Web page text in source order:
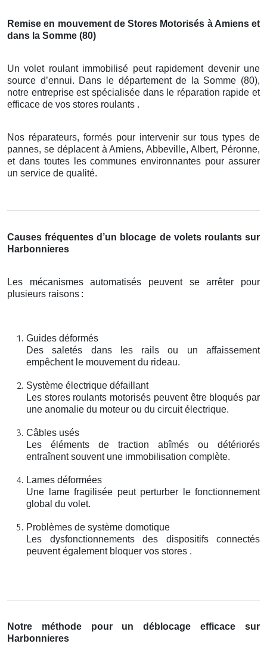
Remise en mouvement de Stores Motorisés à Amiens et
dans la Somme (80)
Un volet roulant immobilisé peut rapidement devenir une
source d’ennui. Dans le département de la Somme (80),
notre entreprise est spécialisée dans le réparation rapide et
efficace de vos stores roulants .
Nos réparateurs, formés pour intervenir sur tous types de
pannes, se déplacent à Amiens, Abbeville, Albert, Péronne,
et dans toutes les communes environnantes pour assurer
un service de qualité.
Causes fréquentes d’un blocage de volets roulants sur
Harbonnieres
Les mécanismes automatisés peuvent se arrêter pour
plusieurs raisons :
Guides déformés
Des saletés dans les rails ou un affaissement
empêchent le mouvement du rideau.
Système électrique défaillant
Les stores roulants motorisés peuvent être bloqués par
une anomalie du moteur ou du circuit électrique.
Câbles usés
Les éléments de traction abîmés ou détériorés
entraînent souvent une immobilisation complète.
Lames déformées
Une lame fragilisée peut perturber le fonctionnement
global du volet.
Problèmes de système domotique
Les dysfonctionnements des dispositifs connectés
peuvent également bloquer vos stores .
Notre méthode pour un déblocage efficace sur
Harbonnieres